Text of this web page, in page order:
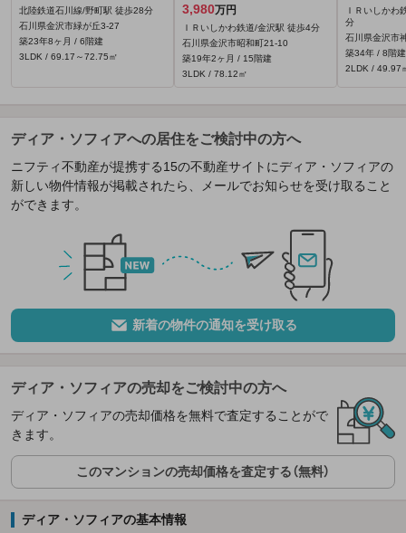
北陸鉄道石川線/野町駅 徒歩28分
石川県金沢市緑が丘3-27
築23年8ヶ月 / 6階建
3LDK / 69.17～72.75㎡
3,980万円
ＩＲいしかわ鉄道/金沢駅 徒歩4分
石川県金沢市昭和町21-10
築19年2ヶ月 / 15階建
3LDK / 78.12㎡
ＩＲいしかわ
分
石川県金沢市
築34年 / 8階建
2LDK / 49.97
ディア・ソフィアへの居住をご検討中の方へ
ニフティ不動産が提携する15の不動産サイトにディア・ソフィアの
新しい物件情報が掲載されたら、メールでお知らせを受け取ること
ができます。
新着の物件の通知を受け取る
ディア・ソフィアの売却をご検討中の方へ
ディア・ソフィアの売却価格を無料で査定することがで
きます。
このマンションの売却価格を査定する（無料）
ディア・ソフィアの基本情報